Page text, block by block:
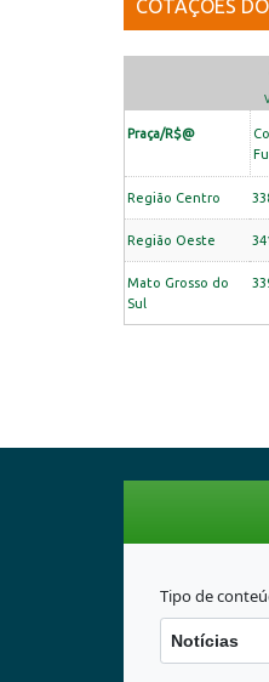
COTAÇÕES
Praça/R$@
Região Centro
Região Oeste
Mato Grosso do
Sul